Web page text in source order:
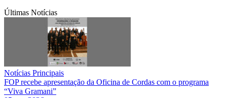
Últimas Notícias
Notícias Principais
FOP recebe apresentação da Oficina de Cordas com o programa
“Viva Gramani”